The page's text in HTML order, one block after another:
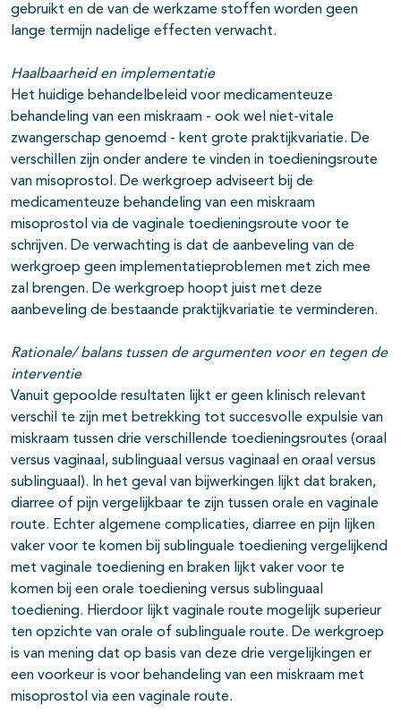
gebruikt en de van de werkzame stoffen worden geen
lange termijn nadelige effecten verwacht.
Haalbaarheid en implementatie
Het huidige behandelbeleid voor medicamenteuze
behandeling van een miskraam - ook wel niet-vitale
zwangerschap genoemd - kent grote praktijkvariatie. De
verschillen zijn onder andere te vinden in toedieningsroute
van misoprostol. De werkgroep adviseert bij de
medicamenteuze behandeling van een miskraam
misoprostol via de vaginale toedieningsroute voor te
schrijven. De verwachting is dat de aanbeveling van de
werkgroep geen implementatieproblemen met zich mee
zal brengen. De werkgroep hoopt juist met deze
aanbeveling de bestaande praktijkvariatie te verminderen.
Rationale/ balans tussen de argumenten voor en tegen de
interventie
Vanuit gepoolde resultaten lijkt er geen klinisch relevant
verschil te zijn met betrekking tot succesvolle expulsie van
miskraam tussen drie verschillende toedieningsroutes (oraal
versus vaginaal, sublinguaal versus vaginaal en oraal versus
sublinguaal). In het geval van bijwerkingen lijkt dat braken,
diarree of pijn vergelijkbaar te zijn tussen orale en vaginale
route. Echter algemene complicaties, diarree en pijn lijken
vaker voor te komen bij sublinguale toediening vergelijkend
met vaginale toediening en braken lijkt vaker voor te
komen bij een orale toediening versus sublinguaal
toediening. Hierdoor lijkt vaginale route mogelijk superieur
ten opzichte van orale of sublinguale route. De werkgroep
is van mening dat op basis van deze drie vergelijkingen er
een voorkeur is voor behandeling van een miskraam met
misoprostol via een vaginale route.